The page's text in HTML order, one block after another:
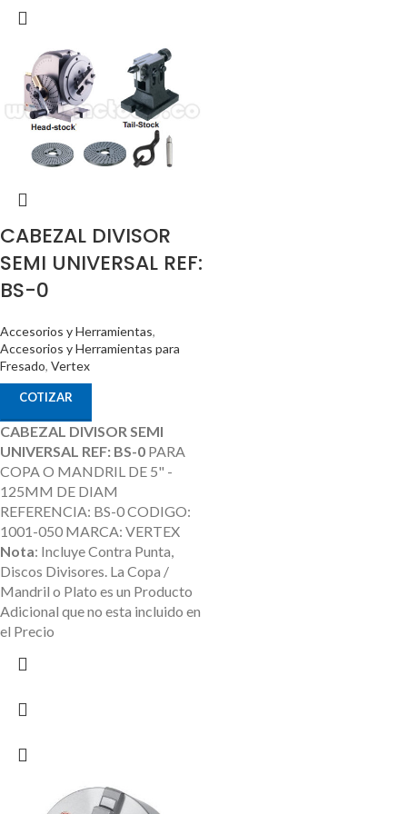
CABEZAL DIVISOR
SEMI UNIVERSAL REF:
BS-0
Accesorios y Herramientas,
Accesorios y Herramientas para
Fresado, Vertex
COTIZAR
CABEZAL DIVISOR SEMI
UNIVERSAL REF: BS-0 PARA
COPA O MANDRIL DE 5" -
125MM DE DIAM
REFERENCIA: BS-0 CODIGO:
1001-050 MARCA: VERTEX
Nota: Incluye Contra Punta,
Discos Divisores. La Copa /
Mandril o Plato es un Producto
Adicional que no esta incluido en
el Precio